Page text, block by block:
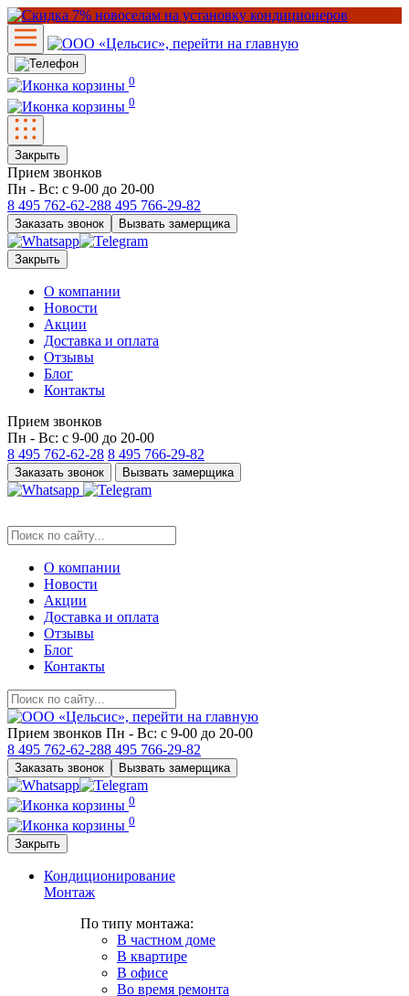
0
0
Закрыть
Прием звонков
Пн - Вс: с 9-00 до 20-00
8 495 762-62-288 495 766-29-82
Заказать звонок Вызвать замерщика
Закрыть
О компании
Новости
Акции
Доставка и оплата
Отзывы
Блог
Контакты
Прием звонков
Пн - Вс: с 9-00 до 20-00
8 495 762-62-28 8 495 766-29-82
Заказать звонок Вызвать замерщика
О компании
Новости
Акции
Доставка и оплата
Отзывы
Блог
Контакты
Прием звонков Пн - Вс: с 9-00 до 20-00
8 495 762-62-288 495 766-29-82
Заказать звонок Вызвать замерщика
0
0
Закрыть
Кондиционирование
Монтаж
По типу монтажа:
В частном доме
В квартире
В офисе
Во время ремонта